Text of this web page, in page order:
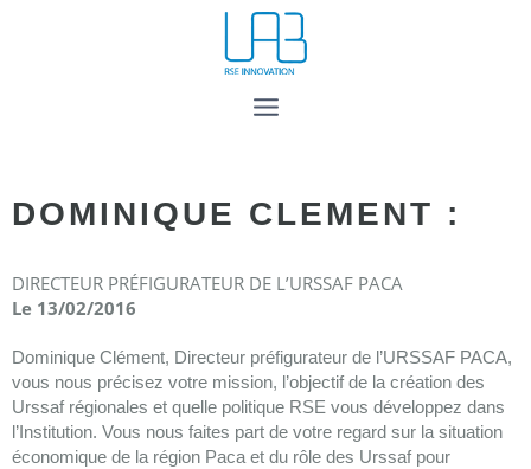
DOMINIQUE CLEMENT :
DIRECTEUR PRÉFIGURATEUR DE L’URSSAF PACA
Le 13/02/2016
Dominique Clément, Directeur préfigurateur de l’URSSAF PACA,
vous nous précisez votre mission, l’objectif de la création des
Urssaf régionales et quelle politique RSE vous développez dans
l’Institution. Vous nous faites part de votre regard sur la situation
économique de la région Paca et du rôle des Urssaf pour